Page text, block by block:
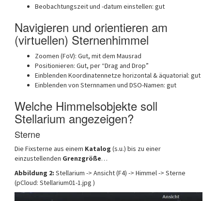
Beobachtungszeit und -datum einstellen: gut
Navigieren und orientieren am
(virtuellen) Sternenhimmel
Zoomen (FoV): Gut, mit dem Mausrad
Positionieren: Gut, per “Drag and Drop”
Einblenden Koordinatennetze horizontal & äquatorial: gut
Einblenden von Sternnamen und DSO-Namen: gut
Welche Himmelsobjekte soll
Stellarium angezeigen?
Sterne
Die Fixsterne aus einem Katalog (s.u.) bis zu einer
einzustellenden Grenzgröße…
Abbildung 2: Stellarium -> Ansicht (F4) -> Himmel -> Sterne
(pCloud: Stellarium01-1.jpg )